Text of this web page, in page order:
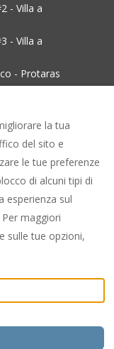
- Villa a
- Villa a
- Protaras
-
la tua
del sito e
le tue preferenze
di alcuni tipi di
esperienza sul
maggiori
sulle tue opzioni,